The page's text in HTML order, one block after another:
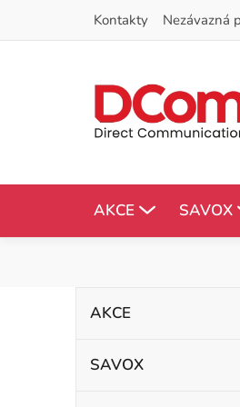
Kontakty Nezávazná
AKCE SAVOX
P
kategorie
AKCE
SAVOX